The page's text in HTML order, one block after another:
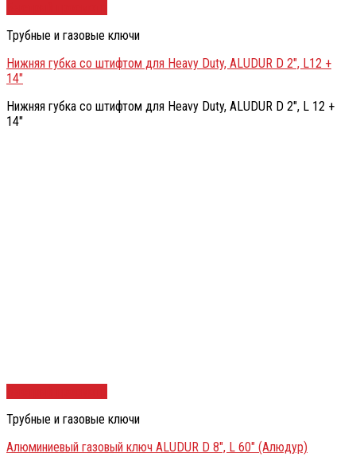
Трубные и газовые ключи
Нижняя губка со штифтом для Heavy Duty, ALUDUR D 2″, L12 +
14″
Нижняя губка со штифтом для Heavy Duty, ALUDUR D 2″, L 12 +
14″
Трубные и газовые ключи
Алюминиевый газовый ключ ALUDUR D 8″, L 60″ (Алюдур)